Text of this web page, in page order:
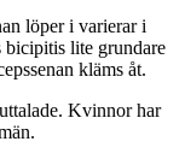
löper i varierar i
bicipitis lite grundare
kläms åt.
Kvinnor har